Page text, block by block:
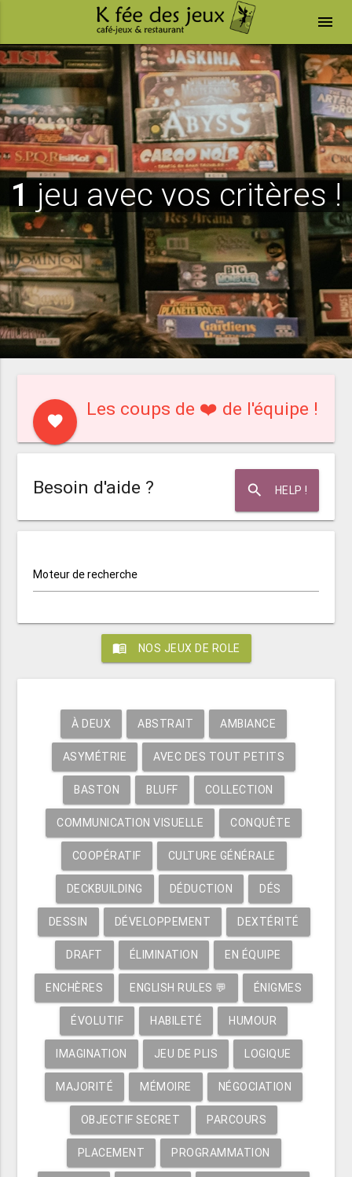
menu
1 jeu avec vos critères !
favorite
Les coups de ❤️ de l'équipe !
search HELP !
Besoin d'aide ?
Moteur de recherche
menu_book NOS JEUX DE ROLE
À DEUX ABSTRAIT AMBIANCE
ASYMÉTRIE AVEC DES TOUT PETITS
BASTON BLUFF COLLECTION
COMMUNICATION VISUELLE CONQUÊTE
COOPÉRATIF CULTURE GÉNÉRALE
DECKBUILDING DÉDUCTION DÉS
DESSIN DÉVELOPPEMENT DEXTÉRITÉ
DRAFT ÉLIMINATION EN ÉQUIPE
ENCHÈRES ENGLISH RULES 💬 ÉNIGMES
ÉVOLUTIF HABILETÉ HUMOUR
IMAGINATION JEU DE PLIS LOGIQUE
MAJORITÉ MÉMOIRE NÉGOCIATION
OBJECTIF SECRET PARCOURS
PLACEMENT PROGRAMMATION